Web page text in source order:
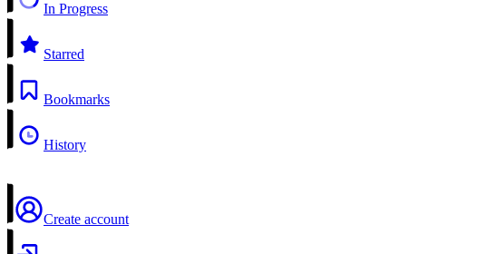
In Progress
Starred
Bookmarks
History
Create account